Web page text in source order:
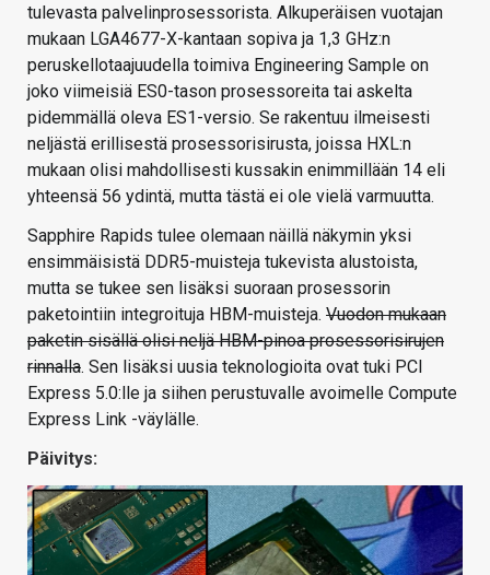
tulevasta palvelinprosessorista. Alkuperäisen vuotajan
mukaan LGA4677-X-kantaan sopiva ja 1,3 GHz:n
peruskellotaajuudella toimiva Engineering Sample on
joko viimeisiä ES0-tason prosessoreita tai askelta
pidemmällä oleva ES1-versio. Se rakentuu ilmeisesti
neljästä erillisestä prosessorisirusta, joissa HXL:n
mukaan olisi mahdollisesti kussakin enimmillään 14 eli
yhteensä 56 ydintä, mutta tästä ei ole vielä varmuutta.
Sapphire Rapids tulee olemaan näillä näkymin yksi
ensimmäisistä DDR5-muisteja tukevista alustoista,
mutta se tukee sen lisäksi suoraan prosessorin
paketointiin integroituja HBM-muisteja. Vuodon mukaan
paketin sisällä olisi neljä HBM-pinoa prosessorisirujen
rinnalla. Sen lisäksi uusia teknologioita ovat tuki PCI
Express 5.0:lle ja siihen perustuvalle avoimelle Compute
Express Link -väylälle.
Päivitys: